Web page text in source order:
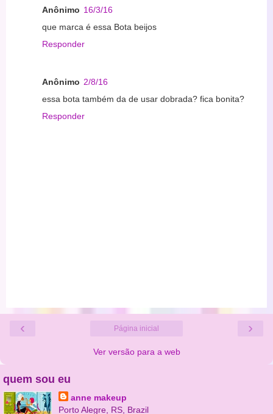
Anônimo 16/3/16
que marca é essa Bota beijos
Responder
Anônimo 2/8/16
essa bota também da de usar dobrada? fica bonita?
Responder
‹ ›
Página inicial
Ver versão para a web
quem sou eu
anne makeup
Porto Alegre, RS, Brazil